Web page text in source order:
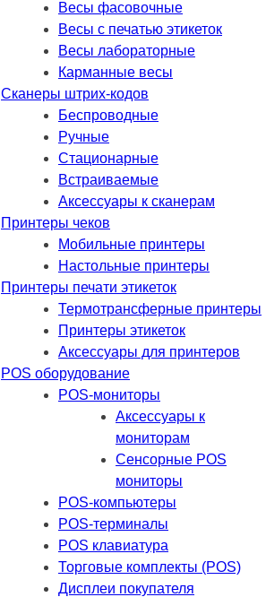
Весы фасовочные
Весы с печатью этикеток
Весы лабораторные
Карманные весы
Сканеры штрих-кодов
Беспроводные
Ручные
Стационарные
Встраиваемые
Аксессуары к сканерам
Принтеры чеков
Мобильные принтеры
Настольные принтеры
Принтеры печати этикеток
Термотрансферные принтеры
Принтеры этикеток
Аксессуары для принтеров
POS оборудование
POS-мониторы
Аксессуары к
мониторам
Сенсорные POS
мониторы
POS-компьютеры
POS-терминалы
POS клавиатура
Торговые комплекты (POS)
Дисплеи покупателя